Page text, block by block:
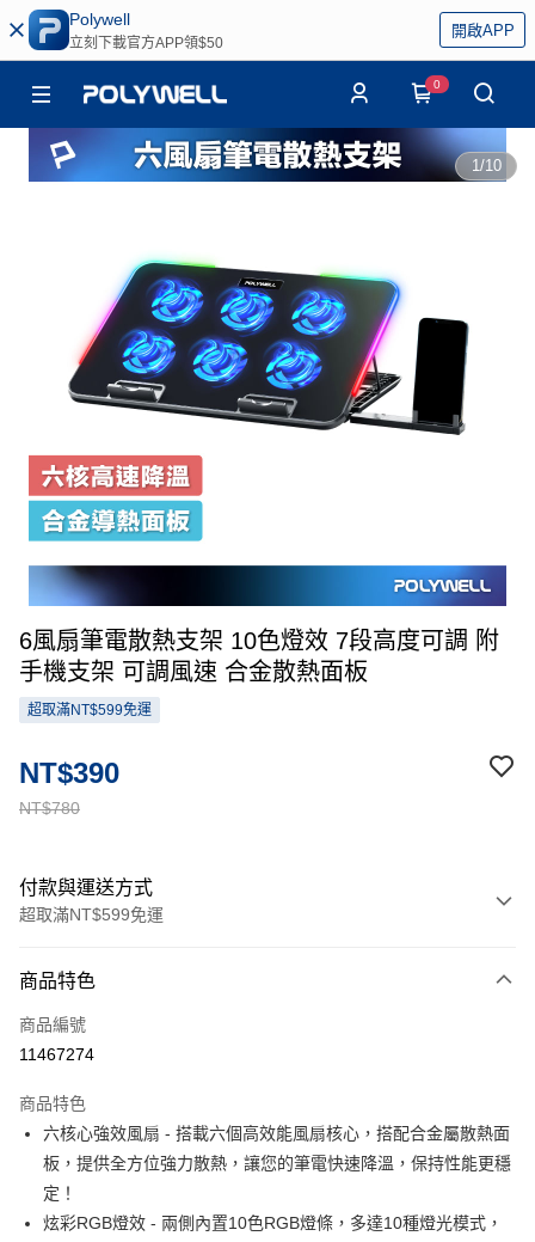
Polywell
立刻下載官方APP領$50
開啟APP
0
1/10
6風扇筆電散熱支架 10色燈效 7段高度可調 附
手機支架 可調風速 合金散熱面板
超取滿NT$599免運
NT$780
NT$390
付款與運送方式
超取滿NT$599免運
信用卡一次付款
超商取貨付款
Apple Pay
街口支付
悠遊付
商品特色
商品編號
11467274
商品特色
六核心強效風扇 - 搭載六個高效能風扇核心，搭配合金屬散熱面
板，提供全方位強力散熱，讓您的筆電快速降溫，保持性能更穩
定！
炫彩RGB燈效 - 兩側內置10色RGB燈條，多達10種燈光模式，